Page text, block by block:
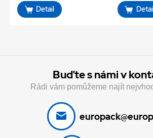
Detail
Buďte s námi v
Rádi vám pomůžeme najít